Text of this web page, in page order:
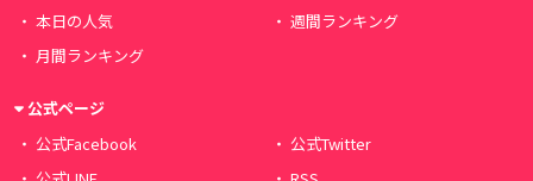
本日の人気
週間ランキング
月間ランキング
公式ページ
公式Facebook
公式Twitter